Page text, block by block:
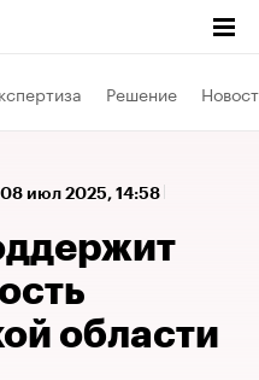
Решение
08 июл 2025, 14:58
области